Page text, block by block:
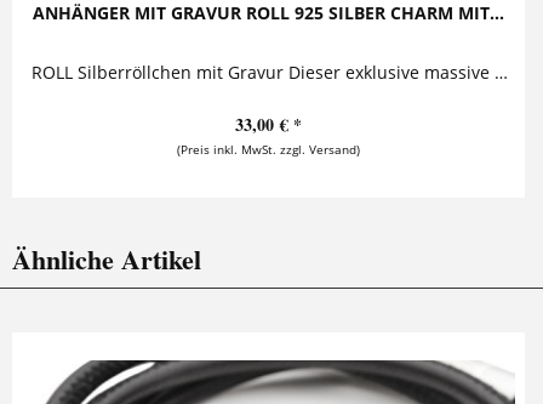
ANHÄNGER MIT GRAVUR ROLL 925 SILBER CHARM MIT...
ROLL Silberröllchen mit Gravur Dieser exklusive massive Silberring wird auf der Außenseite mit mehreren Namen oder einem Wunschtext personalisiert. Der Ring kann einfach auf Ketten...
33,00 € *
(Preis inkl. MwSt. zzgl. Versand)
Ähnliche Artikel